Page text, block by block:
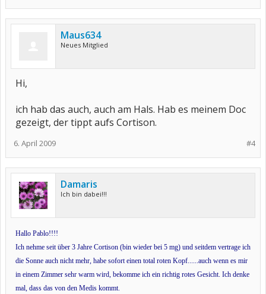
Maus634
Neues Mitglied
Hi,
ich hab das auch, auch am Hals. Hab es meinem Doc
gezeigt, der tippt aufs Cortison.
#4
6. April 2009
Damaris
Ich bin dabei!!!
Hallo Pablo!!!!
Ich nehme seit über 3 Jahre Cortison (bin wieder bei 5 mg) und seitdem vertrage ich
die Sonne auch nicht mehr, habe sofort einen total roten Kopf......auch wenn es mir
in einem Zimmer sehr warm wird, bekomme ich ein richtig rotes Gesicht. Ich denke
mal, dass das von den Medis kommt.